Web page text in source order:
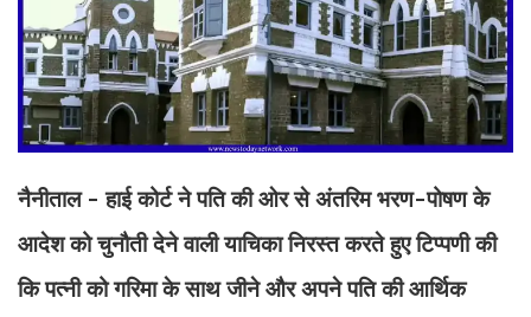
नैनीताल - हाई कोर्ट ने पति की ओर से अंतरिम भरण-पोषण के
आदेश को चुनौती देने वाली याचिका निरस्त करते हुए टिप्पणी की
कि पत्नी को गरिमा के साथ जीने और अपने पति की आर्थिक